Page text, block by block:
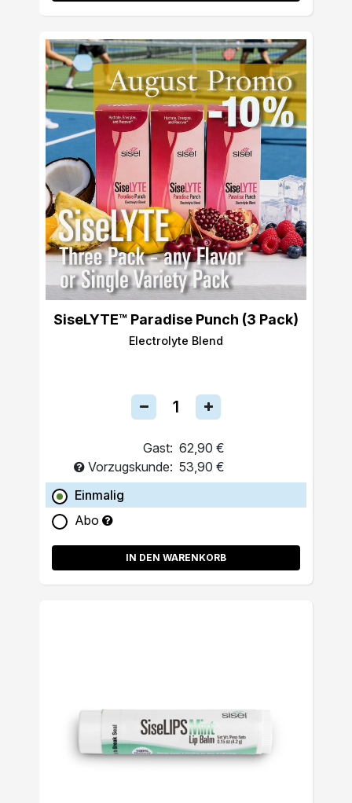
SiseLYTE™ Paradise Punch (3 Pack)
Electrolyte Blend
Gast: 62,90 €
Vorzugskunde: 53,90 €
Einmalig
Abo
IN DEN WARENKORB